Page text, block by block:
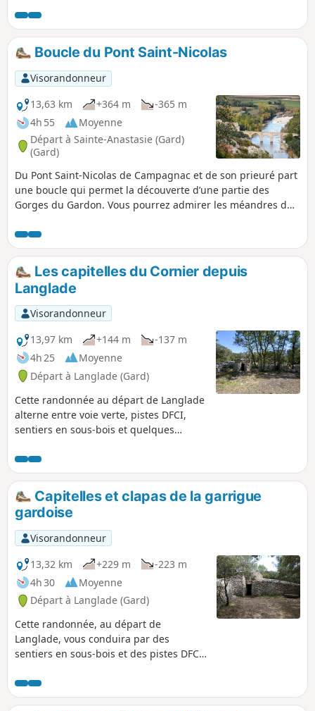
Boucle du Pont Saint-Nicolas
Visorandonneur
13,63 km
+364 m
-365 m
4h 55
Moyenne
Départ à Sainte-Anastasie (Gard)
(Gard)
Du Pont Saint-Nicolas de Campagnac et de son prieuré part
une boucle qui permet la découverte d’une partie des
Gorges du Gardon. Vous pourrez admirer les méandres du
abritant derrière une porte en fer fermée des dessins de
mammouths et d’un félin datant du Paléolithique
supérieur), la Baume Percée, vue de dessus et d’en-dessous,
les falaises d’escalade de Russan…
Les capitelles du Cornier depuis
Langlade
Visorandonneur
13,97 km
+144 m
-137 m
4h 25
Moyenne
Départ à Langlade (Gard)
Cette randonnée au départ de Langlade
alterne entre voie verte, pistes DFCI,
sentiers en sous-bois et quelques
vous mènera entre vignes et garrigues
jusqu'aux capitelles du Cornier, un joli
site aménagé et entretenu par les
Clapassaïres des Amis de Bernis.
Capitelles et clapas de la garrigue
gardoise
Visorandonneur
13,32 km
+229 m
-223 m
4h 30
Moyenne
Départ à Langlade (Gard)
Cette randonnée, au départ de
Langlade, vous conduira par des
sentiers en sous-bois et des pistes DFCI
ces abris et murs en pierres sèches
typiques de la garrigue gardoise.